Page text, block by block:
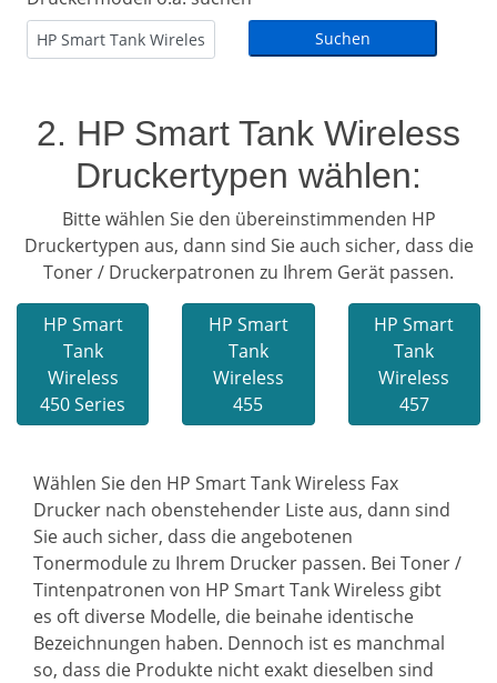
2. HP Smart Tank Wireless
Druckertypen wählen:
Bitte wählen Sie den übereinstimmenden HP
Druckertypen aus, dann sind Sie auch sicher, dass die
Toner / Druckerpatronen zu Ihrem Gerät passen.
HP Smart
Tank
Wireless
450 Series
HP Smart
Tank
Wireless
455
HP Smart
Tank
Wireless
457
Wählen Sie den HP Smart Tank Wireless Fax
Drucker nach obenstehender Liste aus, dann sind
Sie auch sicher, dass die angebotenen
Tonermodule zu Ihrem Drucker passen. Bei Toner /
Tintenpatronen von HP Smart Tank Wireless gibt
es oft diverse Modelle, die beinahe identische
Bezeichnungen haben. Dennoch ist es manchmal
so, dass die Produkte nicht exakt dieselben sind